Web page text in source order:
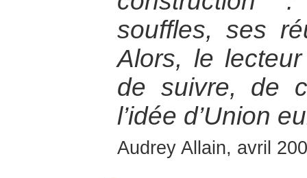
souffles, ses
Alors, le
de suivre, de
l’idée d’Union
Audrey Allain, avril